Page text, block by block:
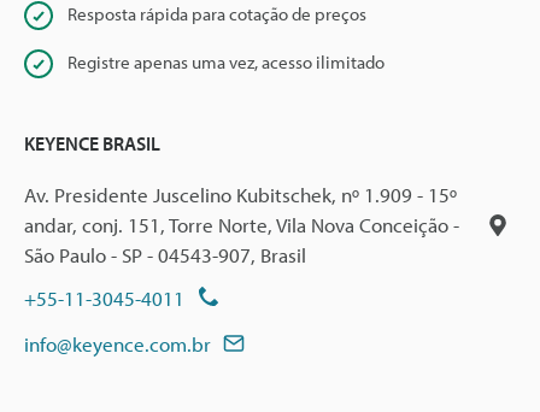
Resposta rápida para cotação de preços
Registre apenas uma vez, acesso ilimitado
KEYENCE BRASIL
Av. Presidente Juscelino Kubitschek, nº 1.909 - 15º
andar, conj. 151, Torre Norte, Vila Nova Conceição -
São Paulo - SP - 04543-907, Brasil
+55-11-3045-4011
info@keyence.com.br